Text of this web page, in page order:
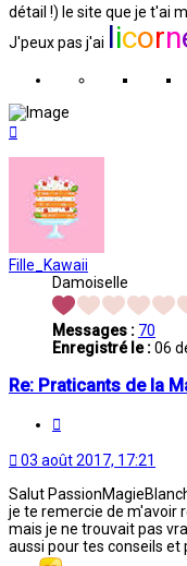
détail !) le site que je t'ai
J'peux pas j'ai
icorn
Fille_Kawaii
Damoiselle
Messages : 70
Enregistré le :06
Re: Praticants de la
03 août 2017, 17:21
Salut
je te remercie de m'avoir
mais je ne trouvait pas
aussi pour tes conseils et